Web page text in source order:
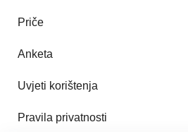
Priče
Anketa
Uvjeti korištenja
Pravila privatnosti